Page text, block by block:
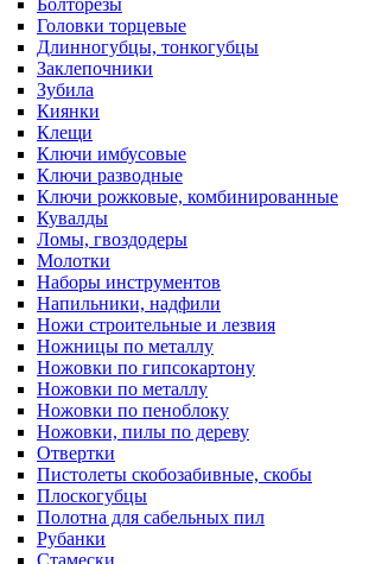
Болторезы
Головки торцевые
Длинногубцы, тонкогубцы
Заклепочники
Зубила
Киянки
Клещи
Ключи имбусовые
Ключи разводные
Ключи рожковые, комбинированные
Кувалды
Ломы, гвоздодеры
Молотки
Наборы инструментов
Напильники, надфили
Ножи строительные и лезвия
Ножницы по металлу
Ножовки по гипсокартону
Ножовки по металлу
Ножовки по пеноблоку
Ножовки, пилы по дереву
Отвертки
Пистолеты скобозабивные, скобы
Плоскогубцы
Полотна для сабельных пил
Рубанки
Стамески